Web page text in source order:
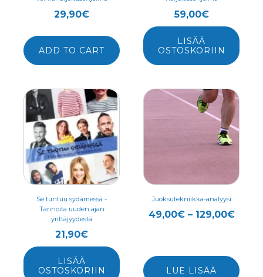
29,90€
ADD TO CART
59,00€
LISÄÄ
OSTOSKORIIN
Se tuntuu sydämessä -
Tarinoita uuden ajan
yrittäjyydestä
21,90€
LISÄÄ
OSTOSKORIIN
Juoksutekniikka-analyysi
49,00€ – 129,00€
LUE LISÄÄ
Tällä
useampi
tehdä
valinnat
tuotteen